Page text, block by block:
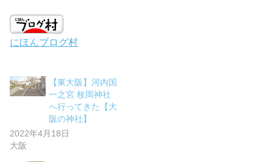
にほんブログ村
【東大阪】河内国
一之宮 枚岡神社
へ行ってきた【大
阪の神社】
2022年4月18日
大阪